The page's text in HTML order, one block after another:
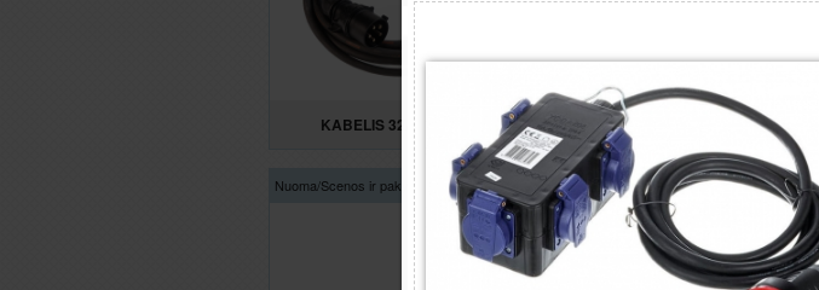
KABELIS 32A 400V 5m KABELIS 32A 400V 10m
Nuoma/Scenos ir pakylos Nuoma/ Scenos ir pakylos